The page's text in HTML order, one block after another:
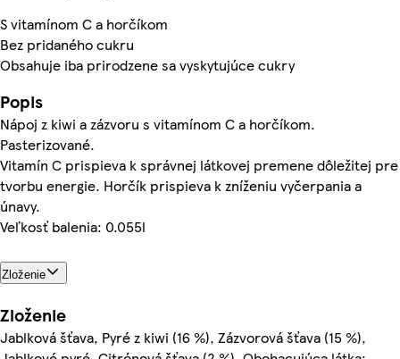
S vitamínom C a horčíkom
Bez pridaného cukru
Obsahuje iba prirodzene sa vyskytujúce cukry
Popis
Nápoj z kiwi a zázvoru s vitamínom C a horčíkom.
Pasterizované.
Vitamín C prispieva k správnej látkovej premene dôležitej pre
tvorbu energie. Horčík prispieva k zníženiu vyčerpania a
únavy.
Veľkosť balenia: 0.055l
Zloženie
Zloženie
Jablková šťava, Pyré z kiwi (16 %), Zázvorová šťava (15 %),